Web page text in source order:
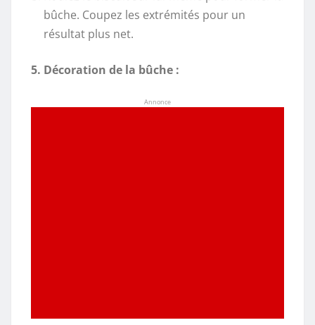
bûche. Coupez les extrémités pour un
résultat plus net.
5. Décoration de la bûche :
Annonce